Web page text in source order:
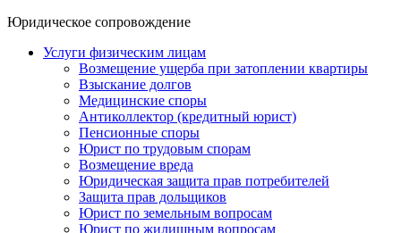
Юридическое сопровождение
Услуги физическим лицам
Возмещение ущерба при затоплении квартиры
Взыскание долгов
Медицинские споры
Антиколлектор (кредитный юрист)
Пенсионные споры
Юрист по трудовым спорам
Возмещение вреда
Юридическая защита прав потребителей
Защита прав дольщиков
Юрист по земельным вопросам
Юрист по жилищным вопросам